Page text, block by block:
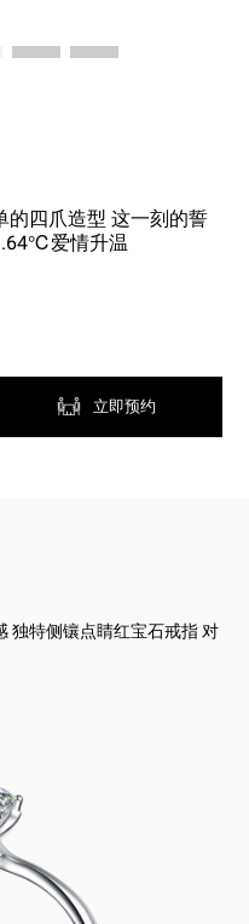
的四爪造型 这一刻的誓
爱情升温
立即预约
独特侧镶点睛红宝石戒指 对